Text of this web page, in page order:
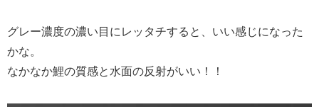
グレー濃度の濃い目にレッタチすると、いい感じになった
かな。
なかなか鯉の質感と水面の反射がいい！！